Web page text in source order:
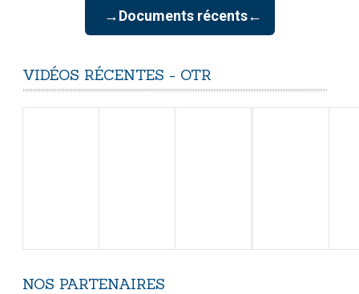
→Documents récents←
VIDÉOS RÉCENTES - OTR
NOS PARTENAIRES